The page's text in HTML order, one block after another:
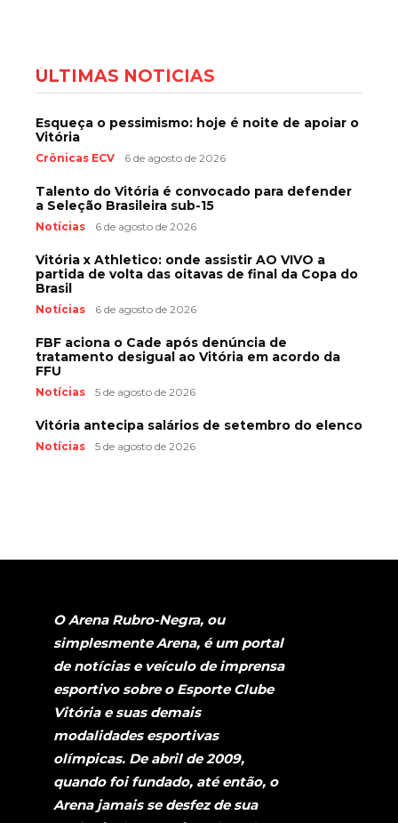
ÚLTIMAS NOTÍCIAS
Esqueça o pessimismo: hoje é noite de apoiar o
Vitória
Crônicas ECV 6 de agosto de 2026
Talento do Vitória é convocado para defender
a Seleção Brasileira sub-15
Notícias 6 de agosto de 2026
Vitória x Athletico: onde assistir AO VIVO a
partida de volta das oitavas de final da Copa do
Brasil
Notícias 6 de agosto de 2026
FBF aciona o Cade após denúncia de
tratamento desigual ao Vitória em acordo da
FFU
Notícias 5 de agosto de 2026
Vitória antecipa salários de setembro do elenco
Notícias 5 de agosto de 2026
O Arena Rubro-Negra, ou
simplesmente Arena, é um portal
de notícias e veículo de imprensa
esportivo sobre o Esporte Clube
Vitória e suas demais
modalidades esportivas
olímpicas. De abril de 2009,
quando foi fundado, até então, o
Arena jamais se desfez de sua